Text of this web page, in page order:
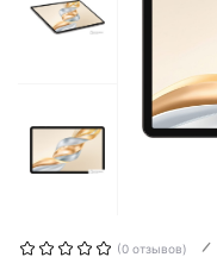
(0 отзывов)